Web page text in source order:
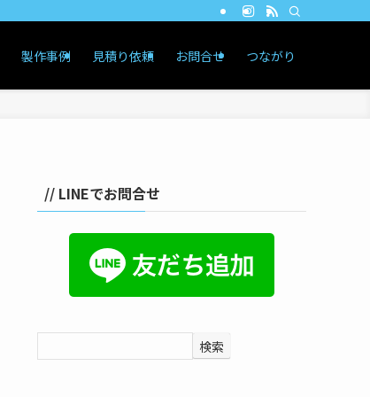
製作事例 見積り依頼 お問合せ つながり
// LINEでお問合せ
検索